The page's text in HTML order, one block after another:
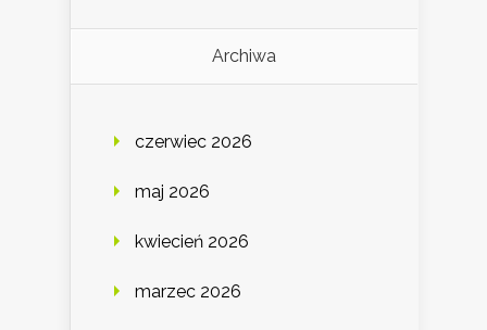
Archiwa
czerwiec 2026
maj 2026
kwiecień 2026
marzec 2026